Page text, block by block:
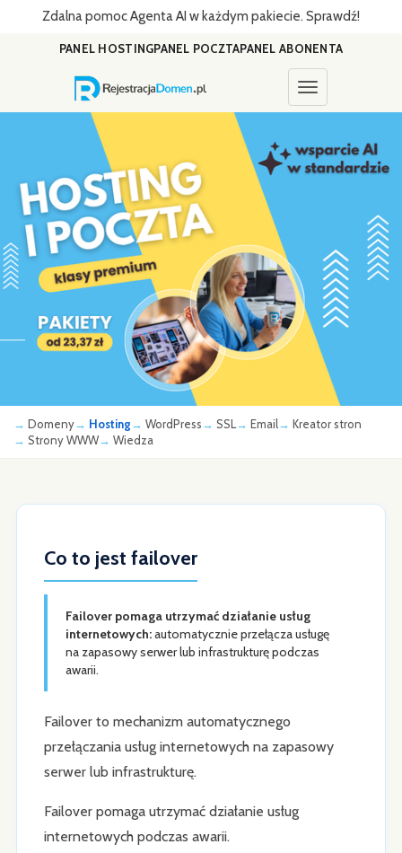
Zdalna pomoc Agenta AI w każdym pakiecie. Sprawdź!
PANEL HOSTINGPANEL POCZTAPANEL ABONENTA
Toggle
Domeny Hosting WordPress SSL Email
Kreator stron
Strony WWW
Wiedza
Co to jest failover
Failover pomaga utrzymać działanie usług
internetowych:automatycznie przełącza usługę
na zapasowy serwer lub infrastrukturę podczas
awarii.
Failover to mechanizm automatycznego
przełączania usług internetowych na zapasowy
serwer lub infrastrukturę.
Failover pomaga utrzymać działanie usług
internetowych podczas awarii.